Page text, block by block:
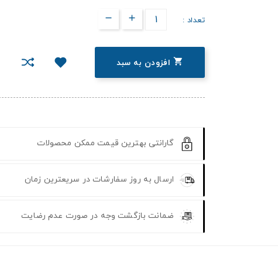
تعداد :
 افزودن به سبد
گارانتی بهترین قیمت ممکن محصولات
ارسال به روز سفارشات در سریعترین زمان
ضمانت بازگشت وجه در صورت عدم رضایت